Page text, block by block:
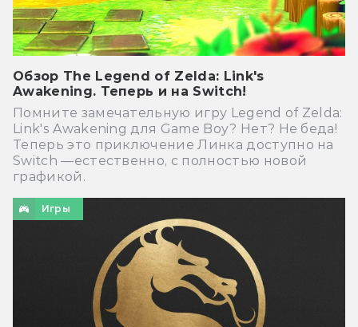
Обзор The Legend of Zelda: Link's
Awakening. Теперь и на Switch!
Помните замечательную игру Legend of Zelda:
Link's Awakening для Game Boy? Нет? Не беда!
Теперь это приключение Линка доступно на
Switch —естественно, с полностью новой
графикой.
Игры